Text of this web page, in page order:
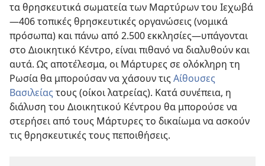
τα θρησκευτικά σωματεία των Μαρτύρων του Ιεχωβά
—406 τοπικές θρησκευτικές οργανώσεις (νομικά
πρόσωπα) και πάνω από 2.500 εκκλησίες—υπάγονται
στο Διοικητικό Κέντρο, είναι πιθανό να διαλυθούν και
αυτά. Ως αποτέλεσμα, οι Μάρτυρες σε ολόκληρη τη
Ρωσία θα μπορούσαν να χάσουν τις Αίθουσες
Βασιλείας τους (οίκοι λατρείας). Κατά συνέπεια, η
διάλυση του Διοικητικού Κέντρου θα μπορούσε να
στερήσει από τους Μάρτυρες το δικαίωμα να ασκούν
τις θρησκευτικές τους πεποιθήσεις.